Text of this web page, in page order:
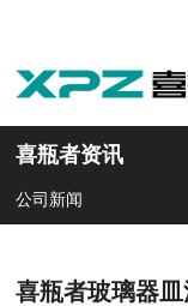
喜瓶者资讯
公司新闻
喜瓶者玻璃器